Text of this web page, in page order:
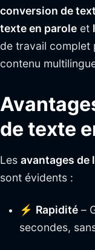
conversion de
texte en parole et
de travail complet
contenu
de texte
Les avantages de
sont évidents :
⚡ Rapidité –
secondes,